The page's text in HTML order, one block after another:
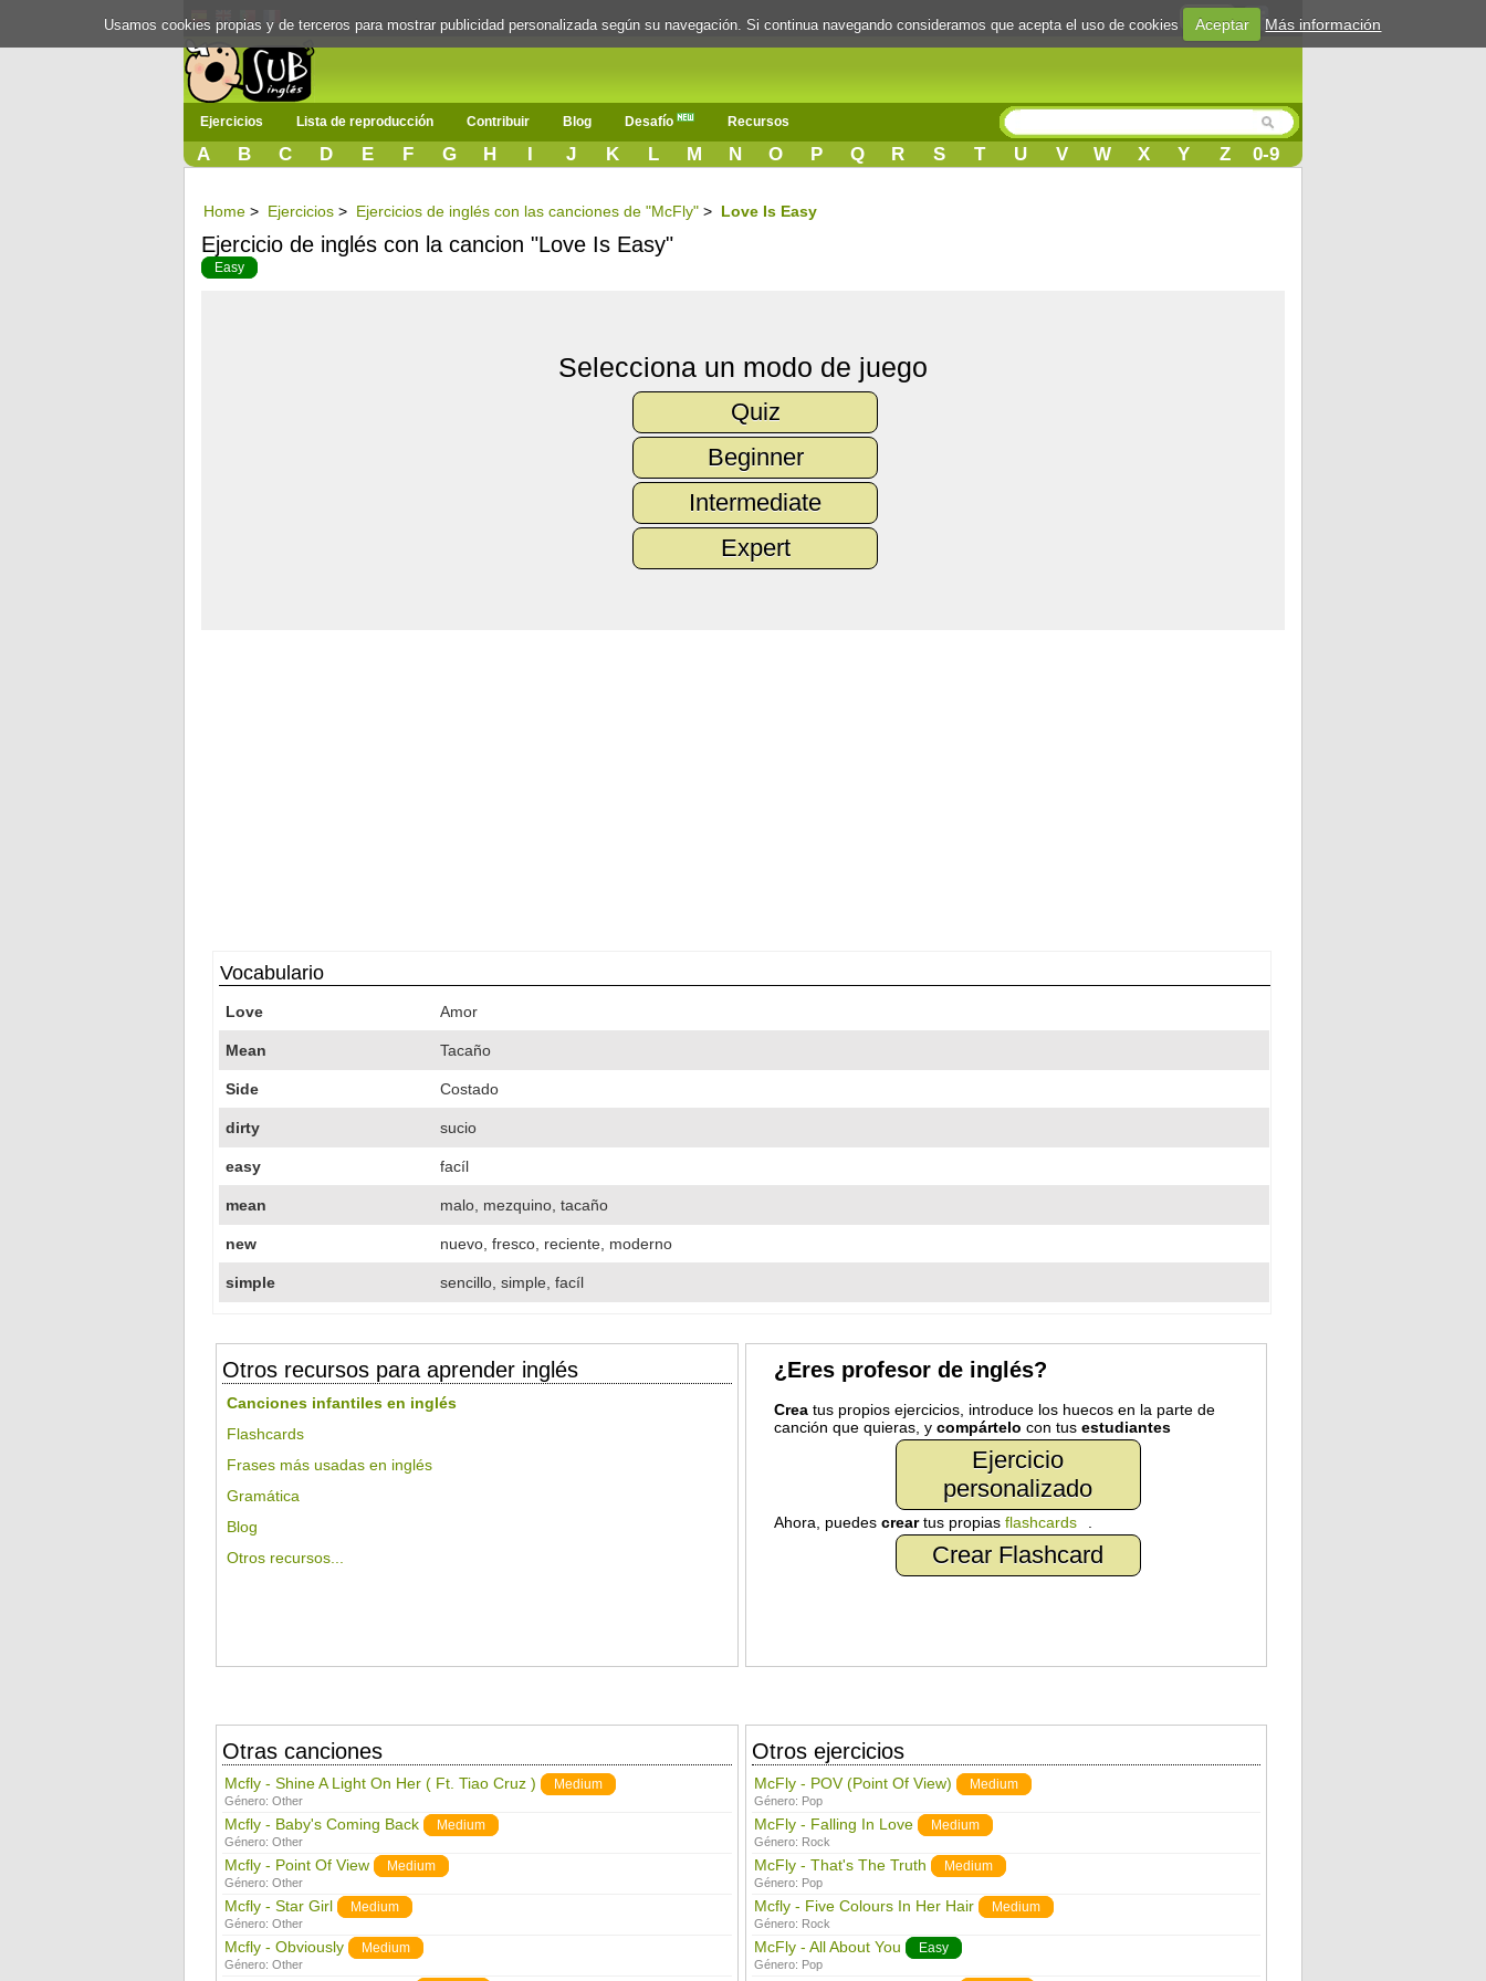
Login
Ejercicios Lista de reproducción Contribuir Blog Desafío Recursos
A B C D E F G H I J K L M N O P Q R S T U V W X Y Z 0-9
Home > Ejercicios > Ejercicios de inglés con las canciones de "McFly" > Love Is Easy
Ejercicio de inglés con la cancion "Love Is Easy"
Easy
Selecciona un modo de juego
Quiz
Beginner
Intermediate
Expert
Vocabulario
Love Amor
Mean Tacaño
Side Costado
dirty sucio
easy facíl
mean malo, mezquino, tacaño
new nuevo, fresco, reciente, moderno
simple sencillo, simple, facíl
Otros recursos para aprender inglés
Canciones infantiles en inglés
Flashcards
Frases más usadas en inglés
Gramática
Blog
Otros recursos...
¿Eres profesor de inglés?
Creatus propios ejercicios, introduce los huecos en la parte de
canción que quieras, y compártelo con tus estudiantes
Ejercicio
personalizado
Ahora, puedes creartus propias flashcards
Crear Flashcard
Otras canciones
Mcfly - Shine A Light On Her ( Ft. Tiao Cruz ) Medium
Género: Other
Mcfly - Baby's Coming Back Medium
Género: Other
Mcfly - Point Of View Medium
Género: Other
Mcfly - Star Girl Medium
Género: Other
Mcfly - Obviously Medium
Género: Other
Otros ejercicios
McFly - POV (Point Of View) Medium
Género: Pop
McFly - Falling In Love Medium
Género: Rock
McFly - That's The Truth Medium
Género: Pop
Mcfly - Five Colours In Her Hair Medium
Género: Rock
McFly - All About You Easy
Género: Pop
Usamos cookies propias y de terceros para mostrar publicidad personalizada según su navegación. Si continua navegando consideramos que acepta el uso de cookies Aceptar Más información